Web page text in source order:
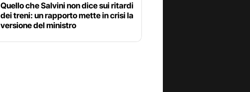
Quello che Salvini non dice sui ritardi
dei treni: un rapporto mette in crisi la
versione del ministro